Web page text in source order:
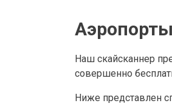
Наш скайсканнер
совершенно
Ниже представлен